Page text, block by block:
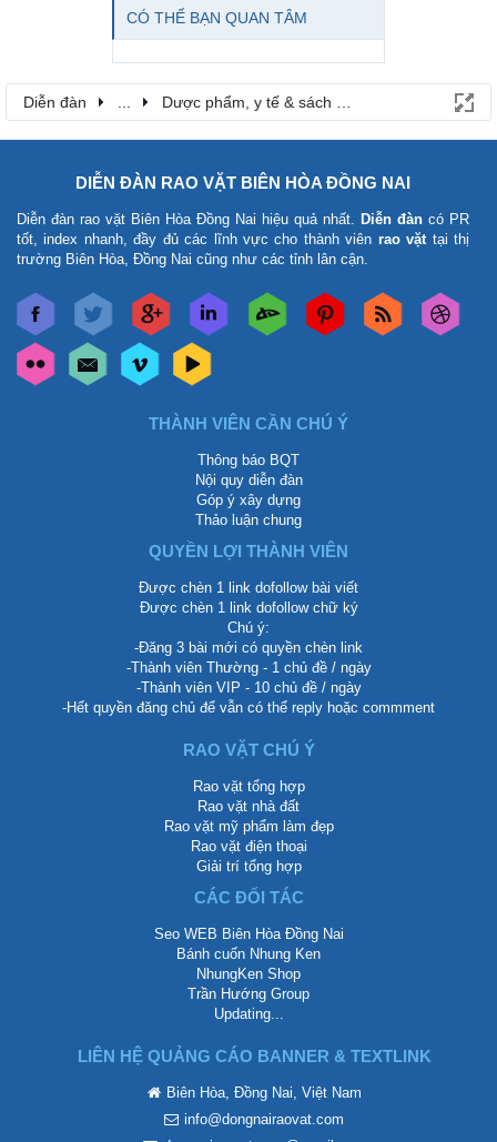
CÓ THỂ BẠN QUAN TÂM
Diễn đàn Dược phẩm, y tế & sách báo
DIỄN ĐÀN RAO VẶT BIÊN HÒA ĐỒNG NAI
Diễn đàn rao vặt Biên Hòa Đồng Nai hiệu quả nhất. Diễn đàn có PR
tốt, index nhanh, đầy đủ các lĩnh vực cho thành viên rao vặt tại thị
trường Biên Hòa, Đồng Nai cũng như các tỉnh lân cận.
THÀNH VIÊN CẦN CHÚ Ý
Thông báo BQT
Nội quy diễn đàn
Góp ý xây dựng
Thảo luận chung
QUYỀN LỢI THÀNH VIÊN
Được chèn 1 link dofollow bài viết
Được chèn 1 link dofollow chữ ký
Chú ý:
-Đăng 3 bài mới có quyền chèn link
-Thành viên Thường - 1 chủ đề / ngày
-Thành viên VIP - 10 chủ đề / ngày
-Hết quyền đăng chủ để vẫn có thể reply hoặc commment
RAO VẶT CHÚ Ý
Rao vặt tổng hợp
Rao vặt nhà đất
Rao vặt mỹ phẩm làm đẹp
Rao vặt điện thoại
Giải trí tổng hợp
CÁC ĐỐI TÁC
Seo WEB Biên Hòa Đồng Nai
Bánh cuốn Nhung Ken
NhungKen Shop
Trần Hướng Group
Updating...
LIÊN HỆ QUẢNG CÁO BANNER & TEXTLINK
Biên Hòa, Đồng Nai, Việt Nam
info@dongnairaovat.com